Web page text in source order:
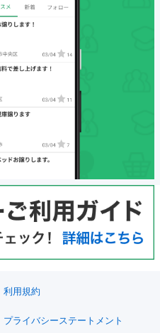
利用規約
プライバシーステートメント